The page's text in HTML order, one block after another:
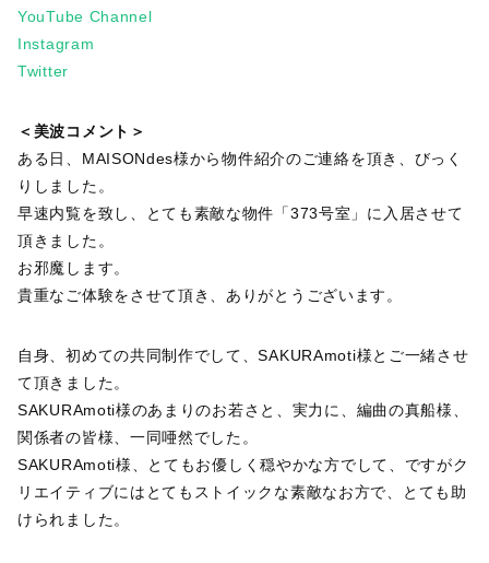
YouTube Channel
Instagram
Twitter
＜美波コメント＞
ある日、MAISONdes様から物件紹介のご連絡を頂き、びっく
りしました。
早速内覧を致し、とても素敵な物件「373号室」に入居させて
頂きました。
お邪魔します。
貴重なご体験をさせて頂き、ありがとうございます。
自身、初めての共同制作でして、SAKURAmoti様とご一緒させ
て頂きました。
SAKURAmoti様のあまりのお若さと、実力に、編曲の真船様、
関係者の皆様、一同唖然でした。
SAKURAmoti様、とてもお優しく穏やかな方でして、ですがク
リエイティブにはとてもストイックな素敵なお方で、とても助
けられました。